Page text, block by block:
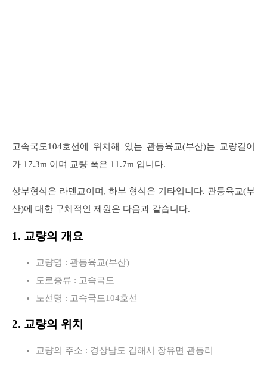
고속국도104호선에 위치해 있는 관동육교(부산)는 교량길이
가 17.3m 이며 교량 폭은 11.7m 입니다.
상부형식은 라멘교이며, 하부 형식은 기타입니다. 관동육교(부
산)에 대한 구체적인 제원은 다음과 같습니다.
1. 교량의 개요
교량명 : 관동육교(부산)
도로종류 : 고속국도
노선명 : 고속국도104호선
2. 교량의 위치
교량의 주소 : 경상남도 김해시 장유면 관동리